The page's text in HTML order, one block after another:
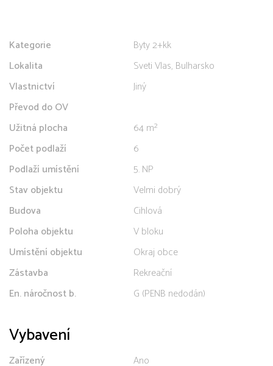
Kategorie
Byty 2+kk
Lokalita
Sveti Vlas, Bulharsko
Vlastnictví
Jiný
Převod do OV
Užitná plocha
64 m²
Počet podlaží
6
Podlaží umístění
5. NP
Stav objektu
Velmi dobrý
Budova
Cihlová
Poloha objektu
V bloku
Umístění objektu
Okraj obce
Zástavba
Rekreační
En. náročnost b.
G (PENB nedodán)
Vybavení
Zařízený Ano